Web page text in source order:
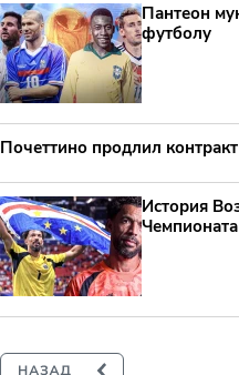
Пантеон
футболу
Почеттино продлил
История